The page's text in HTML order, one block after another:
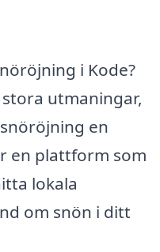
i Kode?
utmaningar,
en
en plattform som
lokala
om snön i ditt